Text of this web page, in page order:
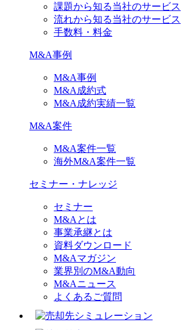
課題から知る当社のサービス
流れから知る当社のサービス
手数料・料金
M&A事例
M&A事例
M&A成約式
M&A成約実績一覧
M&A案件
M&A案件一覧
海外M&A案件一覧
セミナー・ナレッジ
セミナー
M&Aとは
事業承継とは
資料ダウンロード
M&Aマガジン
業界別のM&A動向
M&Aニュース
よくあるご質問